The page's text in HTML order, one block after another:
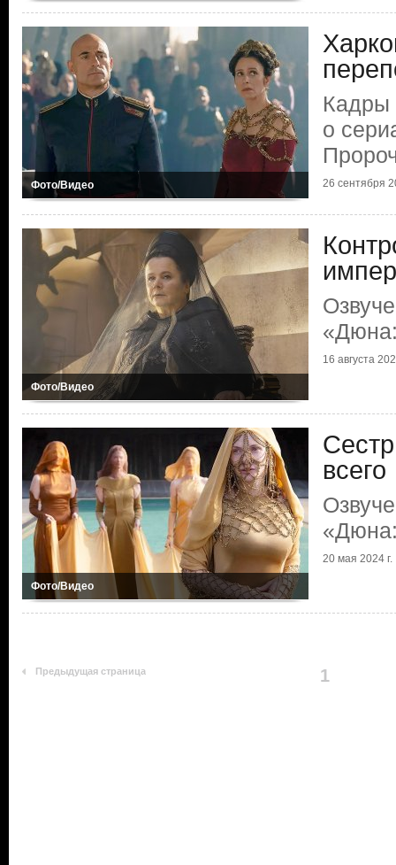
Фото/Видео
Кадры
о
26 сентября
Фото/Видео
16 августа
Фото/Видео
всего
20 мая 2024 г.
Предыдущая страница 1